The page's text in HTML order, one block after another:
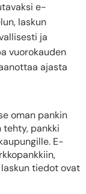
e-
laskun
ja
vuorokauden
ajasta
oman pankin
tehty, pankki
E-
tiedot ovat